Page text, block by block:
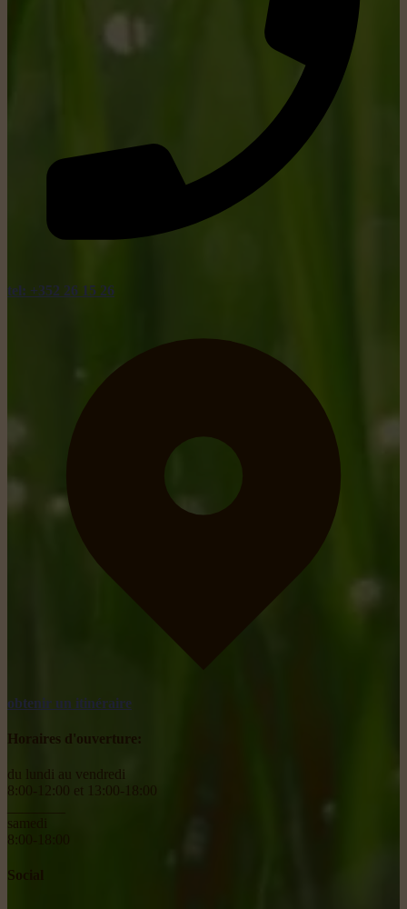
tel: +352 26 15 26
obtenir un itinéraire
Horaires d'ouverture:
du lundi au vendredi
8:00-12:00 et 13:00-18:00
samedi
8:00-18:00
Social